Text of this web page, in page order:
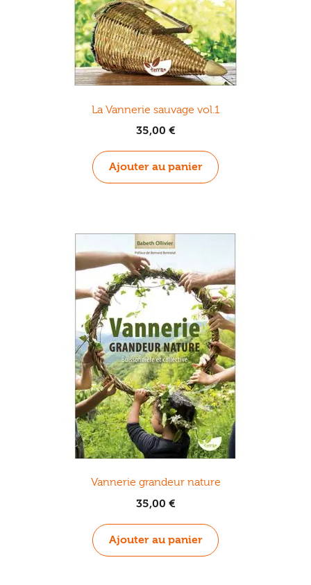
La Vannerie sauvage vol.1
35,00 €
Ajouter au panier
Vannerie grandeur nature
35,00 €
Ajouter au panier